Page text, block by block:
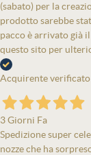
(sabato) per la
prodotto sarebbe
pacco è arrivato già
questo sito per
Acquirente verificato
3 Giorni Fa
Spedizione super
nozze che ha